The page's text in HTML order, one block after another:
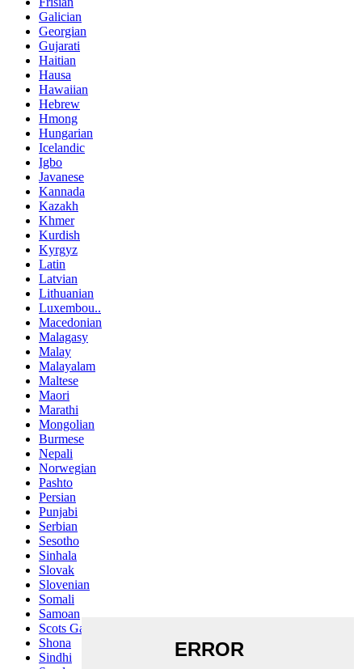
Galician
Georgian
Gujarati
Haitian
Hausa
Hawaiian
Hebrew
Hmong
Hungarian
Icelandic
Igbo
Javanese
Kannada
Kazakh
Khmer
Kurdish
Kyrgyz
Latin
Latvian
Lithuanian
Luxembou..
Macedonian
Malagasy
Malay
Malayalam
Maltese
Maori
Marathi
Mongolian
Burmese
Nepali
Norwegian
Pashto
Persian
Punjabi
Serbian
Sesotho
Sinhala
Slovak
Slovenian
Somali
Samoan
Scots Gaelic
Shona
Sindhi